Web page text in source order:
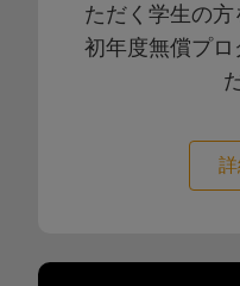
ただく学生の
初年度無償プロ